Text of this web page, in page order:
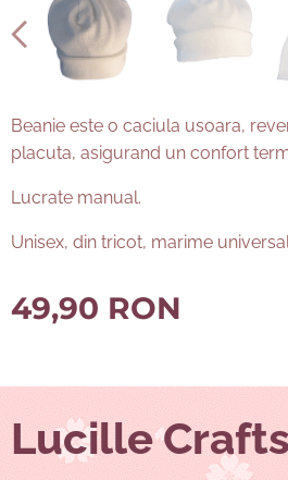
Beanie este o caciula usoara,
placuta, asigurand un confort
Lucrate manual.
Unisex, din tricot, marime
49,90 RON
Lucille